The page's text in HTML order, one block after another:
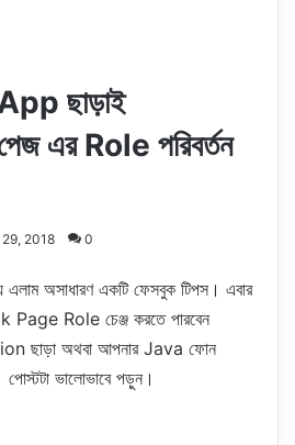
ছাড়াই
এর Role পরিবর্তন
2018 0
অসাধারণ একটি ফেসবুক টিপস। এবার
Role চেঞ্জ করতে পারবেন
ছাড়া অথবা আপনার Java ফোন
পোস্টটা ভালোভাবে পড়ুন।